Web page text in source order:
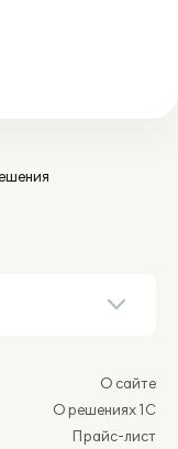
О сайте
О решениях 1С
Прайс-лист